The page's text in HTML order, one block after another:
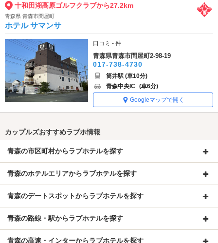
十和田湖高原ゴルフクラブから27.2km
青森県 青森市問屋町
ホテル サマンサ
口コミ - 件
青森県青森市問屋町2-98-19
017-738-4730
筒井駅 (車10分)
青森中央IC (車6分)
Googleマップで開く
カップルズおすすめラブホ情報
青森の市区町村からラブホテルを探す
青森のホテルエリアからラブホテルを探す
青森のデートスポットからラブホテルを探す
青森の路線・駅からラブホテルを探す
青森の高速・インターからラブホテルを探す